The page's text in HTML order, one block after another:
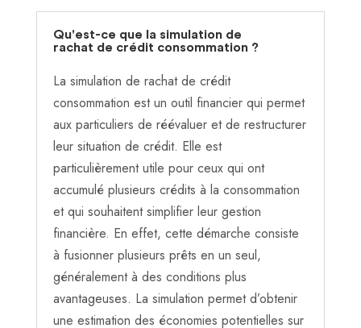
Qu'est-ce que la simulation de
rachat de crédit consommation ?
La simulation de rachat de crédit
consommation est un outil financier qui permet
aux particuliers de réévaluer et de restructurer
leur situation de crédit. Elle est
particulièrement utile pour ceux qui ont
accumulé plusieurs crédits à la consommation
et qui souhaitent simplifier leur gestion
financière. En effet, cette démarche consiste
à fusionner plusieurs prêts en un seul,
généralement à des conditions plus
avantageuses. La simulation permet d’obtenir
une estimation des économies potentielles sur